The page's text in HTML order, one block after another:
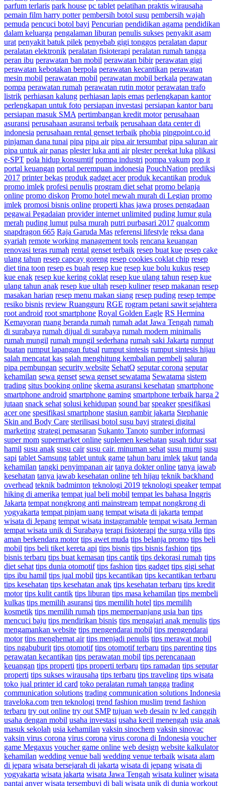
parfum terlaris park house pc tablet pelatihan praktis wirausaha
pemain film harry potter pembersih botol susu pembersih wajah
pemuda pencuci botol bayi Pencurian pendidikan agama pendidikan
dalam keluarga pengalaman liburan penulis sukses penyakit asam
urat penyakit batuk pilek penyebab gigi tonggos peralatan dapur
peralatan elektronik peralatan fisioterapi peralatan rumah tangga
peran ibu perawatan ban mobil perawatan bibir perawatan gigi
perawatan kebotakan berpola perawatan kecantikan perawatan
mesin mobil perawatan mobil perawatan mobil berkala perawatan
pompa perawatan rumah perawatan rutin motor perawatan trafo
listrik perhiasan kalung perhiasan lapis emas perlengkapan kantor
perlengkapan untuk foto persiapan investasi persiapan kantor baru
persiapan masuk SMA pertimbangan kredit motor perusahaan
asuransi perusahaan asuransi terbaik perusahaan data center di
indonesia perusahaan rental genset terbaik phobia pingpoint.co.id
pinjaman dana tunai pipa pipa air pipa air tersumbat pipa saluran air
pipa untuk air panas plester luka anti air plester perekat luka plikasi
e-SPT pola hidup konsumtif pompa industri pompa vakum pop it
portal keuangan portal perempuan indonesia PouchNation prediksi
2017 printer bekas produk gadget acer produk kecantikan produk
promo imlek profesi penulis program diet sehat promo belanja
online promo diskon Promo hotel mewah murah di Legian promo
imlek promosi bisnis online properti khas jawa proses pengadaan
pegawai Pegadaian provider internet unlimited puding lumur gula
merah puding lumut pulsa murah putri purbasari 2017 qualcomm
snapdragon 665 Raja Garuda Mas referensi lifestyle reksa dana
syariah remote working management tools rencana keuangan
renovasi teras rumah rental genset terbaik resep buat kue resep cake
ulang tahun resep capcay goreng resep cookies coklat chip resep
diet tina toon resep es buah resep kue resep kue bolu kukus resep
kue enak resep kue kering coklat resep kue ulang tahun resep kue
ulang tahun anak resep kue ultah resep kuliner resep makanan resep
masakan harian resep menu makan siang resep puding resep tempe
resiko bisnis review Ruangguru RGE rogram petani sawit sejahtera
root android root smartphone Royal Golden Eagle RS Hermina
Kemayoran ruang beranda rumah rumah adat Jawa Tengah rumah
di surabaya rumah dijual di surabaya rumah modern minimalis
rumah mungil rumah mungil sederhana rumah saki Jakarta rumput
buatan rumput lapangan futsal rumput sintesis rumput sintesis hijau
salah mencatat kas salah menghitung kembalian pembeli saluran
pipa pembungan security website SehatQ seputar corona seputar
kehamilan sewa genset sewa genset sewatama Sewatama sistem
trading situs booking online skema asuransi kesehatan smartphone
smartphone android smartphone gaming smartphone terbaik harga 2
jutaan snack sehat solusi kehidupan sound bar speaker spesifikasi
acer one spesifikasi smartphone stasiun gambir jakarta Stephanie
Skin and Body Care sterilisasi botol susu bayi strategi digital
marketing strategi pemasaran Sukanto Tanoto sumber informasi
super mom supermarket online suplemen kesehatan susah tidur ssat
hamil susu anak susu cair susu cair. minuman sehat susu murni susu
sapi tablet Samsung tablet untuk game tahun baru imlek takut tanda
kehamilan tangki penyimpanan air tanya dokter online tanya jawab
kesehatan tanya jawab kesehatan online teh hijau teknik backhand
overhead teknik badminton teknologi 2019 teknologi speaker tempat
hiking di amerika tempat jual beli mobil tempat les bahasa Inggris
Jakarta tempat nongkrong anti mainstream tempat nongkrong di
yogyakarta tempat pinjam uang tempat wisata di jakarta tempat
wisata di Jepang tempat wisata instagramable tempat wisata Jerman
tempat wisata unik di Surabaya terapi fisioterapi the surga villa tips
aman berkendara motor tips awet muda tips belanja promo tips beli
mobil tips beli tiket kereta api tips bisnis tips bisnis fashion tips
bisnis terbaru tips buat kemasan tips cantik tips dekorasi rumah tips
diet sehat tips dunia otomotif tips fashion tips gadget tips gigi sehat
tips ibu hamil tips jual mobil tips kecantikan tips kecantikan terbaru
tips kesehatan tips kesehatan anak tips kesehatan terbaru tips kredit
motor tips kulit cantik tips liburan tips masa kehamilan tips membeli
kulkas tips memilih asuransi tips memilih hotel tips memilih
kosmetik tips memilih rumah tips memperpanjang usia ban tips
mencuci baju tips mendirikan bisnis tips mengajari anak menulis tips
mengamankan website tips mengendarai mobil tips mengendarai
motor tips menghemat air tips menjadi penulis tips merawat mobil
tips ngabuburit tips otomotif tips otomotif terbaru tips parenting tips
perawatan kecantikan tips perawatan mobil tips perencanaan
keuangan tips properti tips properti terbaru tips ramadan tips seputar
properti tips sukses wirausaha tips terbaru tips traveling tips wisata
toko jual printer id card toko peralatan rumah tangga trading
communication solutions trading communication solutions Indonesia
traveloka.com tren teknologi trend fashion muslim trend fashion
terbaru try out online try out SMP tujuan web desain tv led canggih
usaha dengan mobil usaha investasi usaha kecil menengah usia anak
masuk sekolah usia kehamilan vaksin sinochem vaksin sinovac
vaksin virus corona virus corona virus corona di Indonesia voucher
game Megaxus voucher game online web design website kalkulator
kehamilan wedding venue bali wedding venue terbaik wisata alam
di jepara wisata bersejarah di jakarta wisata di jepang wisata di
yogyakarta wisata jakarta wisata Jawa Tengah wisata kuliner wisata
pantai anyer wisata tersembuyi di bali wisata unik di dunia workout